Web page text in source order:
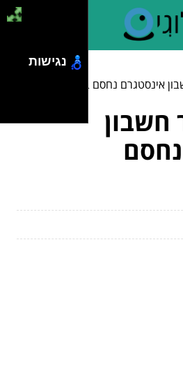
אינסטגרם נחסם במהירות?
חשבון
נגישות